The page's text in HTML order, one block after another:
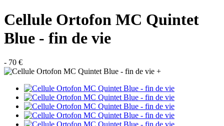
Cellule Ortofon MC Quintet
Blue - fin de vie
- 70 €
+